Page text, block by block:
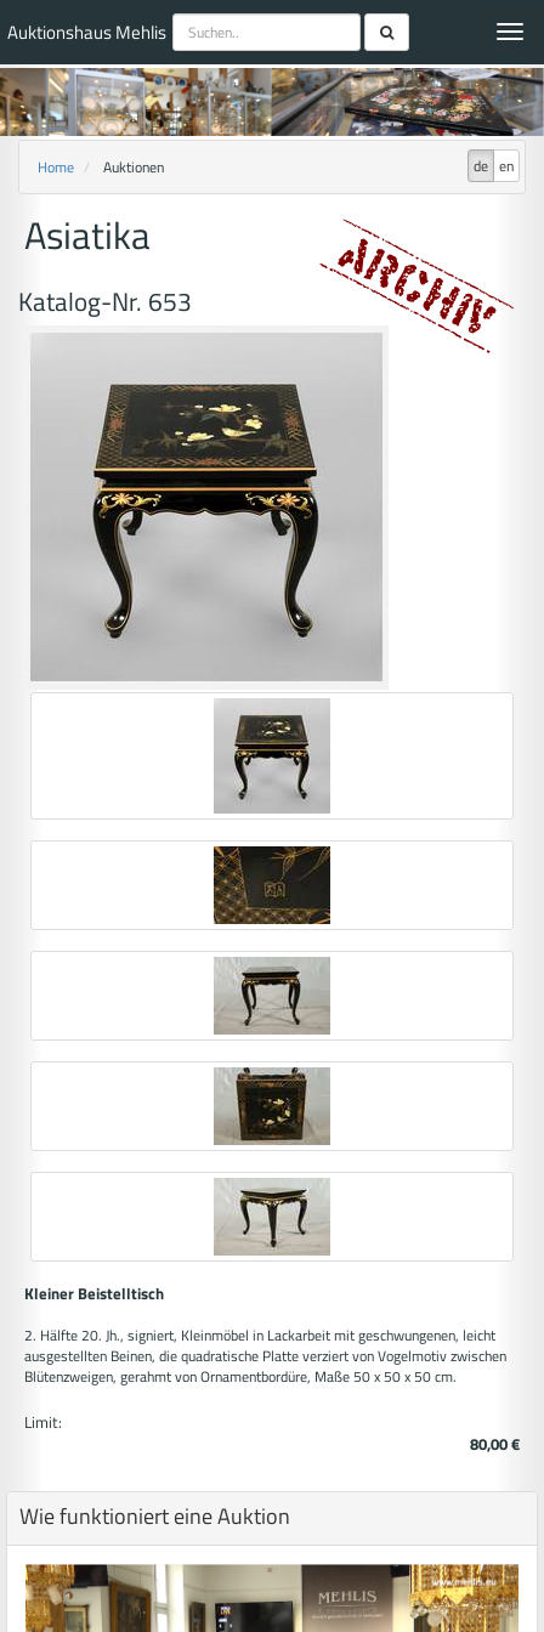
Auktionshaus Mehlis
de en
Home Auktionen
Asiatika
Katalog-Nr. 653
Kleiner Beistelltisch
2. Hälfte 20. Jh., signiert, Kleinmöbel in Lackarbeit mit geschwungenen, leicht
ausgestellten Beinen, die quadratische Platte verziert von Vogelmotiv zwischen
Blütenzweigen, gerahmt von Ornamentbordüre, Maße 50 x 50 x 50 cm.
Limit:
80,00 €
Wie funktioniert eine Auktion